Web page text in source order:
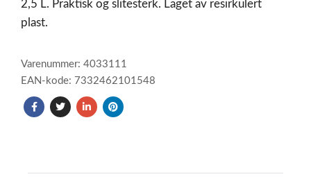
2,5 L. Praktisk og slitesterk. Laget av resirkulert
plast.
Varenummer: 4033111
EAN-kode: 7332462101548